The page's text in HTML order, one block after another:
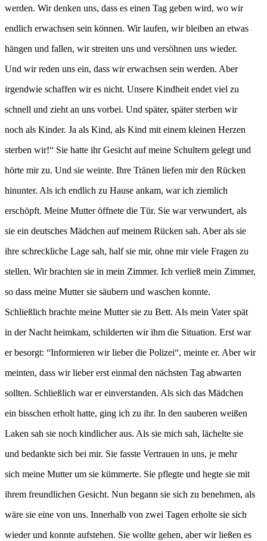
werden. Wir denken uns, dass es einen Tag geben wird, wo wir
endlich erwachsen sein können. Wir laufen, wir bleiben an etwas
hängen und fallen, wir streiten uns und versöhnen uns wieder.
Und wir reden uns ein, dass wir erwachsen sein werden. Aber
irgendwie schaffen wir es nicht. Unsere Kindheit endet viel zu
schnell und zieht an uns vorbei. Und später, später sterben wir
noch als Kinder. Ja als Kind, als Kind mit einem kleinen Herzen
sterben wir!“ Sie hatte ihr Gesicht auf meine Schultern gelegt und
hörte mir zu. Und sie weinte. Ihre Tränen liefen mir den Rücken
hinunter. Als ich endlich zu Hause ankam, war ich ziemlich
erschöpft. Meine Mutter öffnete die Tür. Sie war verwundert, als
sie ein deutsches Mädchen auf meinem Rücken sah. Aber als sie
ihre schreckliche Lage sah, half sie mir, ohne mir viele Fragen zu
stellen. Wir brachten sie in mein Zimmer. Ich verließ mein Zimmer,
so dass meine Mutter sie säubern und waschen konnte.
Schließlich brachte meine Mutter sie zu Bett. Als mein Vater spät
in der Nacht heimkam, schilderten wir ihm die Situation. Erst war
er besorgt: “Informieren wir lieber die Polizei“, meinte er. Aber wir
meinten, dass wir lieber erst einmal den nächsten Tag abwarten
sollten. Schließlich war er einverstanden. Als sich das Mädchen
ein bisschen erholt hatte, ging ich zu ihr. In den sauberen weißen
Laken sah sie noch kindlicher aus. Als sie mich sah, lächelte sie
und bedankte sich bei mir. Sie fasste Vertrauen in uns, je mehr
sich meine Mutter um sie kümmerte. Sie pflegte und hegte sie mit
ihrem freundlichen Gesicht. Nun begann sie sich zu benehmen, als
wäre sie eine von uns. Innerhalb von zwei Tagen erholte sie sich
wieder und konnte aufstehen. Sie wollte gehen, aber wir ließen es